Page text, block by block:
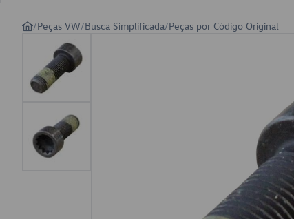
/Peças VW/Busca Simplificada/Peças por Código Original